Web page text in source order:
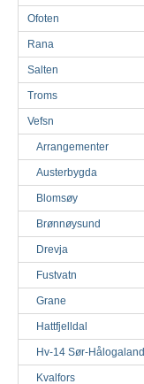
Ofoten
Rana
Salten
Troms
Vefsn
Arrangementer
Austerbygda
Blomsøy
Brønnøysund
Drevja
Fustvatn
Grane
Hattfjelldal
Hv-14 Sør-Hålogaland
Kvalfors